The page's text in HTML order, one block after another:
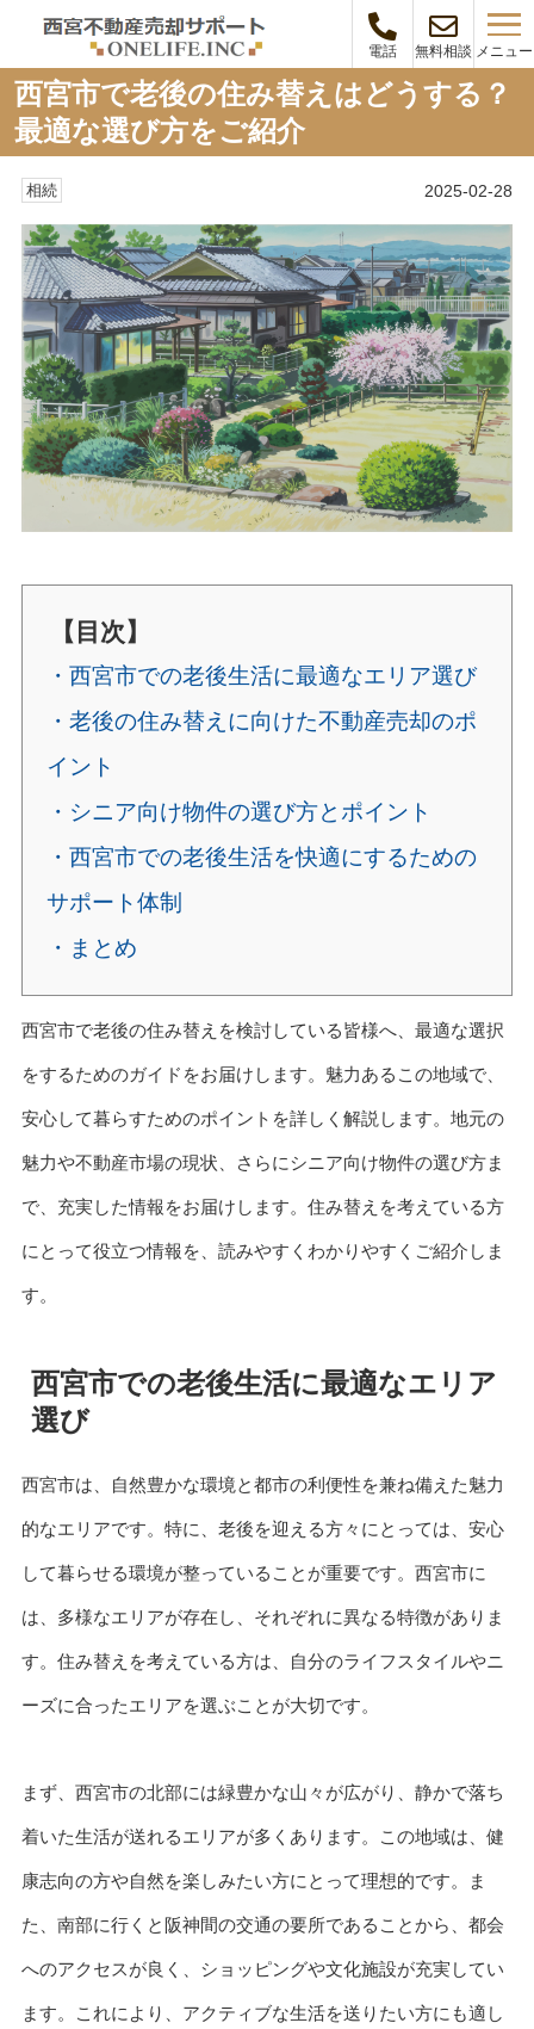
電話 無料相談 メニュー
西宮市で老後の住み替えはどうする？
最適な選び方をご紹介
相続 2025-02-28
【目次】
・西宮市での老後生活に最適なエリア選び
・老後の住み替えに向けた不動産売却のポ
イント
・シニア向け物件の選び方とポイント
・西宮市での老後生活を快適にするための
サポート体制
・まとめ
西宮市で老後の住み替えを検討している皆様へ、最適な選択
をするためのガイドをお届けします。魅力あるこの地域で、
安心して暮らすためのポイントを詳しく解説します。地元の
魅力や不動産市場の現状、さらにシニア向け物件の選び方ま
で、充実した情報をお届けします。住み替えを考えている方
にとって役立つ情報を、読みやすくわかりやすくご紹介しま
す。
西宮市での老後生活に最適なエリア
選び
西宮市は、自然豊かな環境と都市の利便性を兼ね備えた魅力
的なエリアです。特に、老後を迎える方々にとっては、安心
して暮らせる環境が整っていることが重要です。西宮市に
は、多様なエリアが存在し、それぞれに異なる特徴がありま
す。住み替えを考えている方は、自分のライフスタイルやニ
ーズに合ったエリアを選ぶことが大切です。
まず、西宮市の北部には緑豊かな山々が広がり、静かで落ち
着いた生活が送れるエリアが多くあります。この地域は、健
康志向の方や自然を楽しみたい方にとって理想的です。ま
た、南部に行くと阪神間の交通の要所であることから、都会
へのアクセスが良く、ショッピングや文化施設が充実してい
ます。これにより、アクティブな生活を送りたい方にも適し